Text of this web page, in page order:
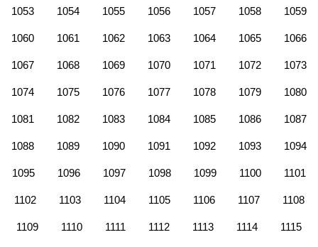
1053 1054 1055 1056 1057 1058 1059
1060 1061 1062 1063 1064 1065 1066
1067 1068 1069 1070 1071 1072 1073
1074 1075 1076 1077 1078 1079 1080
1081 1082 1083 1084 1085 1086 1087
1088 1089 1090 1091 1092 1093 1094
1095 1096 1097 1098 1099 1100 1101
1102 1103 1104 1105 1106 1107 1108
1109 1110 1111 1112 1113 1114 1115